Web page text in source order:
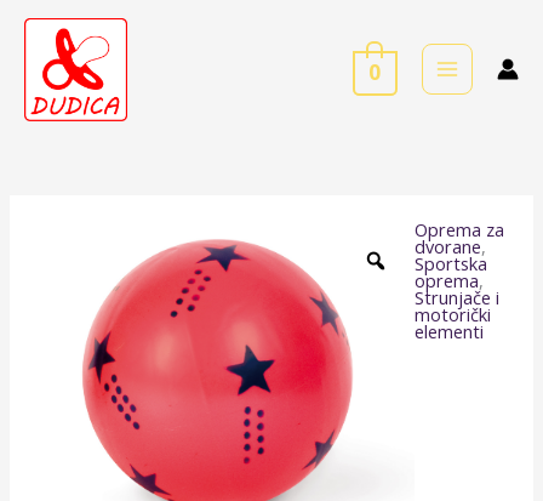
Skip
content
0
Oprema za
dvorane,
Sportska
oprema,
Strunjače i
motorički
elementi
zvijezda
količina